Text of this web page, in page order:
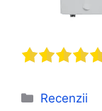
Categorii
Recenzii